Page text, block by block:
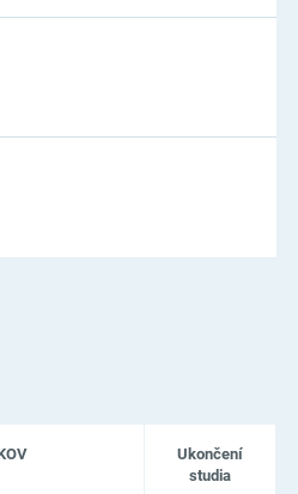
Ukončení
studia